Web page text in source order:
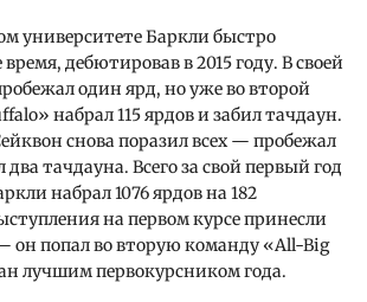
университете Баркли быстро
дебютировав в 2015 году. В своей
один ярд, но уже во второй
набрал 115 ярдов и забил тачдаун.
снова поразил всех — пробежал
два тачдауна. Всего за свой первый год
набрал 1076 ярдов на 182
на первом курсе принесли
он попал во вторую команду «All-Big
лучшим первокурсником года.